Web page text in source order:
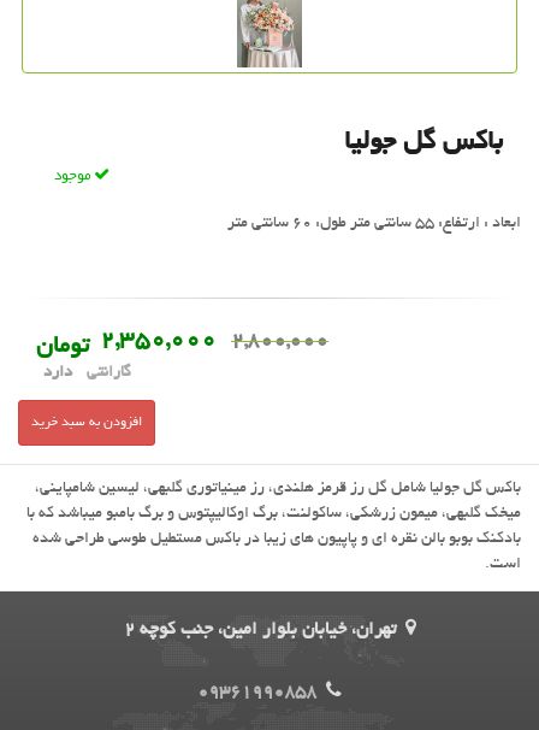
باکس گل جولیا
موجود
ابعاد : ارتفاع: 55 سانتی متر طول: 60 سانتی متر
2,800,000
2,350,000 تومان
گارانتی دارد
افزودن به سبد خرید
باکس گل جولیا شامل گل رز قرمز هلندی، رز مینیاتوری گلبهی، لیسین شامپاینی،
میخک گلبهی، میمون زرشکی، ساکولنت، برگ اوکالیپتوس و برگ بامبو میباشد که با
بادکنک بوبو بالن نقره ای و پاپیون های زیبا در باکس مستطیل طوسی طراحی شده
است.
تهران، خیابان بلوار امین، جنب کوچه 2
09361990858